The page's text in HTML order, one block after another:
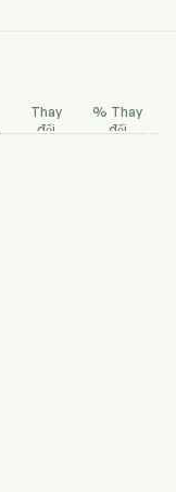
Thay
đổi
% Thay
đổi